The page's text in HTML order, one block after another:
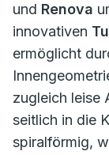
und Renova
innovativen
ermöglicht
zugleich leise
seitlich in die
spiralförmig,